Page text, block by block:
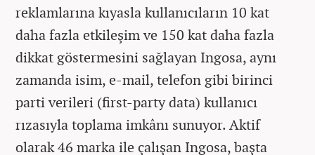
reklamlarına kıyasla kullanıcıların 10 kat
daha fazla etkileşim ve 150 kat daha fazla
dikkat göstermesini sağlayan Ingosa, aynı
zamanda isim, e-mail, telefon gibi birinci
parti verileri (first-party data) kullanıcı
rızasıyla toplama imkânı sunuyor. Aktif
olarak 46 marka ile çalışan Ingosa, başta